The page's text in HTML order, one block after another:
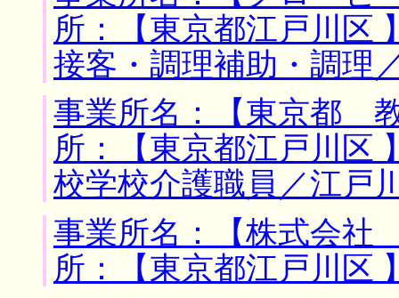
所：【東京都江戸川区
接客・調理補助・調理
事業所名：【東京都
所：【東京都江戸川区
校学校介護職員／江戸
事業所名：【株式会
所：【東京都江戸川区